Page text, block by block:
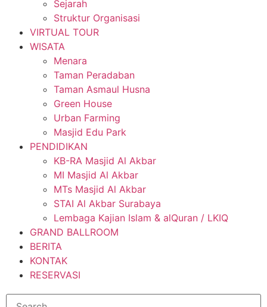
Sejarah
Struktur Organisasi
VIRTUAL TOUR
WISATA
Menara
Taman Peradaban
Taman Asmaul Husna
Green House
Urban Farming
Masjid Edu Park
PENDIDIKAN
KB-RA Masjid Al Akbar
MI Masjid Al Akbar
MTs Masjid Al Akbar
STAI Al Akbar Surabaya
Lembaga Kajian Islam & alQuran / LKIQ
GRAND BALLROOM
BERITA
KONTAK
RESERVASI